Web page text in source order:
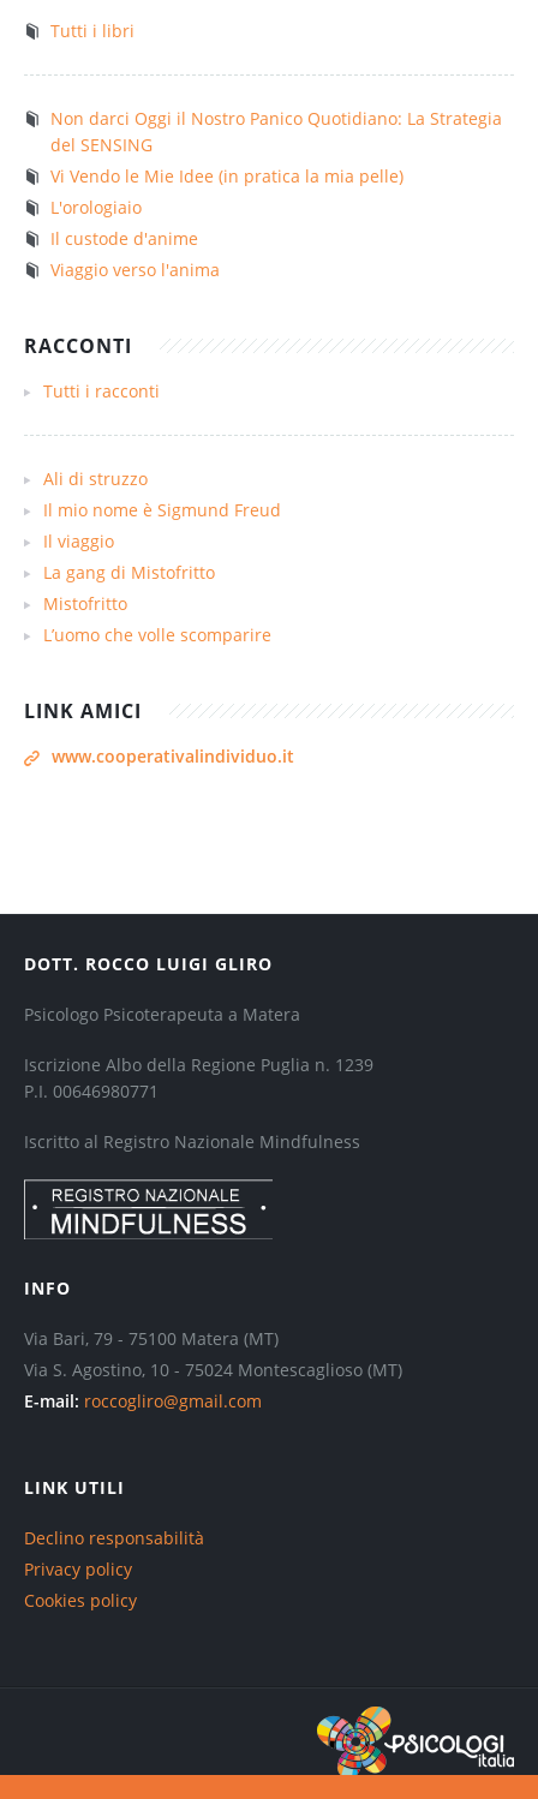
Tutti i libri
Non darci Oggi il Nostro Panico Quotidiano: La Strategia
del SENSING
Vi Vendo le Mie Idee (in pratica la mia pelle)
L'orologiaio
Il custode d'anime
Viaggio verso l'anima
RACCONTI
Tutti i racconti
Ali di struzzo
Il mio nome è Sigmund Freud
Il viaggio
La gang di Mistofritto
Mistofritto
L’uomo che volle scomparire
LINK AMICI
www.cooperativalindividuo.it
DOTT. ROCCO LUIGI GLIRO
Psicologo Psicoterapeuta a Matera
Iscrizione Albo della Regione Puglia n. 1239
P.I. 00646980771
Iscritto al Registro Nazionale Mindfulness
INFO
Via Bari, 79 - 75100 Matera (MT)
Via S. Agostino, 10 - 75024 Montescaglioso (MT)
E-mail: roccogliro@gmail.com
LINK UTILI
Declino responsabilità
Privacy policy
Cookies policy